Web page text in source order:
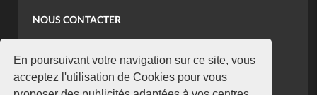
En poursuivant votre navigation sur ce site, vous
acceptez l'utilisation de Cookies pour vous
NOUS CONTACTER
koaci@yahoo.fr
+225 07 08 85 52 93